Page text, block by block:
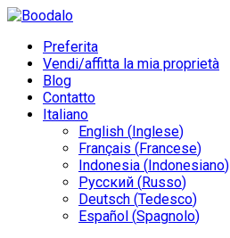
Preferita
Vendi/affitta la mia proprietà
Blog
Contatto
Italiano
English (Inglese)
Français (Francese)
Indonesia (Indonesiano)
Русский (Russo)
Deutsch (Tedesco)
Español (Spagnolo)